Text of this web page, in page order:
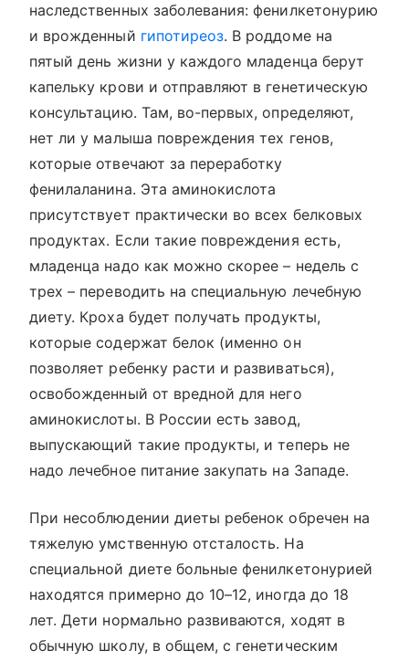
наследственных заболевания: фенилкетонурию
и врожденный гипотиреоз. В роддоме на
пятый день жизни у каждого младенца берут
капельку крови и отправляют в генетическую
консультацию. Там, во-первых, определяют,
нет ли у малыша повреждения тех генов,
которые отвечают за переработку
фенилаланина. Эта аминокислота
присутствует практически во всех белковых
продуктах. Если такие повреждения есть,
младенца надо как можно скорее – недель с
трех – переводить на специальную лечебную
диету. Кроха будет получать продукты,
которые содержат белок (именно он
позволяет ребенку расти и развиваться),
освобожденный от вредной для него
аминокислоты. В России есть завод,
выпускающий такие продукты, и теперь не
надо лечебное питание закупать на Западе.
При несоблюдении диеты ребенок обречен на
тяжелую умственную отсталость. На
специальной диете больные фенилкетонурией
находятся примерно до 10–12, иногда до 18
лет. Дети нормально развиваются, ходят в
обычную школу, в общем, с генетическим